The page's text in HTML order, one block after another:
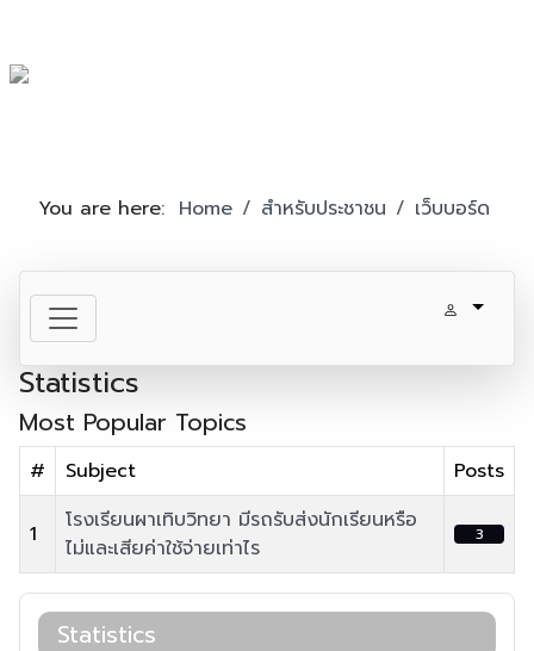
You are here: Home สำหรับประชาชน เว็บบอร์ด
Statistics
Most Popular Topics
# Subject Posts
1
โรงเรียนผาเทิบวิทยา มีรถรับส่งนักเรียนหรือ
ไม่และเสียค่าใช้จ่ายเท่าไร
3
Statistics